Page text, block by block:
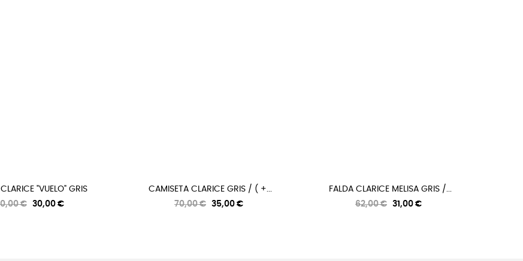
"VUELO" GRIS
€ Precio
30,00 €
CAMISETA CLARICE GRIS / ( +...
Precio
70,00 € Precio
35,00 €
FALDA CLARICE MELISA GRIS /...
Precio
62,00 € Precio
31,00 €